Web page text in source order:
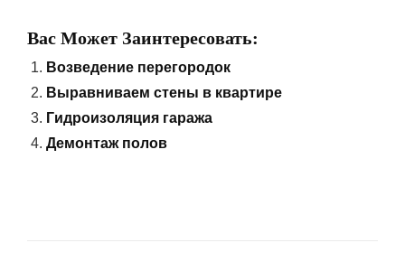
Вас Может Заинтересовать:
Возведение перегородок
Выравниваем стены в квартире
Гидроизоляция гаража
Демонтаж полов